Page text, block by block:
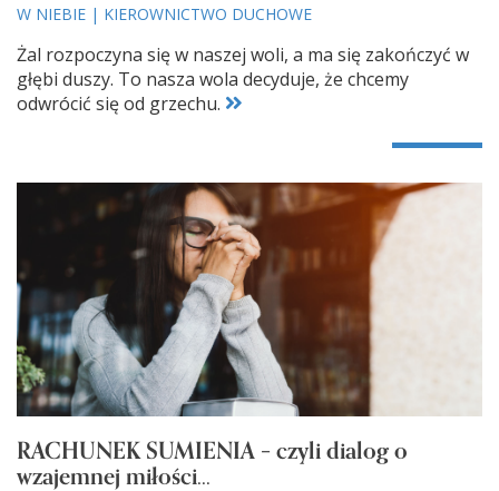
W NIEBIE | KIEROWNICTWO DUCHOWE
Żal rozpoczyna się w naszej woli, a ma się zakończyć w
głębi duszy. To nasza wola decyduje, że chcemy
odwrócić się od grzechu.
RACHUNEK SUMIENIA – czyli dialog o
wzajemnej miłości...